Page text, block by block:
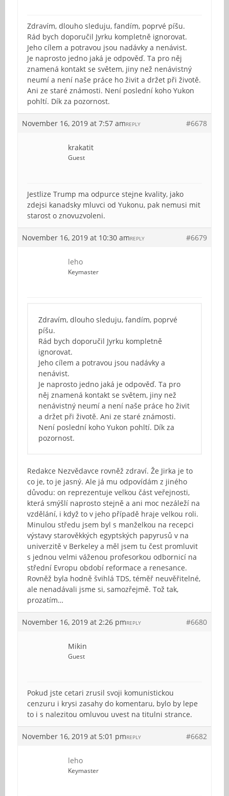
Zdravím, dlouho sleduju, fandím, poprvé píšu.
Rád bych doporučil Jyrku kompletně ignorovat.
Jeho cílem a potravou jsou nadávky a nenávist.
Je naprosto jedno jaká je odpověď. Ta pro něj
znamená kontakt se světem, jiny než nenávistný
neumí a není naše práce ho živit a držet při životě.
Ani ze staré známosti. Není poslední koho Yukon
pohltí. Dík za pozornost.
November 16, 2019 at 7:57 am #6678
REPLY
krakatit
Guest
Jestlize Trump ma odpurce stejne kvality, jako
zdejsi kanadsky mluvci od Yukonu, pak nemusi mit
starost o znovuzvoleni.
November 16, 2019 at 10:30 am #6679
REPLY
leho
Keymaster
Zdravím, dlouho sleduju, fandím, poprvé
píšu.
Rád bych doporučil Jyrku kompletně
ignorovat.
Jeho cílem a potravou jsou nadávky a
nenávist.
Je naprosto jedno jaká je odpověď. Ta pro
něj znamená kontakt se světem, jiny než
nenávistný neumí a není naše práce ho živit
a držet při životě. Ani ze staré známosti.
Není poslední koho Yukon pohltí. Dík za
pozornost.
Redakce Nezvědavce rovněž zdraví. Že Jirka je to
co je, to je jasný. Ale já mu odpovídám z jiného
důvodu: on reprezentuje velkou část veřejnosti,
která smýšlí naprosto stejně a ani moc nezáleží na
vzdělání, i když to v jeho případě hraje velkou roli.
Minulou středu jsem byl s manželkou na recepci
výstavy starověkkých egyptských papyrusů v na
univerzitě v Berkeley a měl jsem tu čest promluvit
s jednou velmi váženou profesorkou odbornicí na
střední Evropu období reformace a renesance.
Rovněž byla hodně švihlá TDS, téměř neuvěřitelné,
ale nenadávali jsme si, samozřejmě. Tož tak,
prozatím…
November 16, 2019 at 2:26 pm #6680
REPLY
Mikin
Guest
Pokud jste cetari zrusil svoji komunistickou
cenzuru i krysi zasahy do komentaru, bylo by lepe
to i s nalezitou omluvou uvest na titulni strance.
November 16, 2019 at 5:01 pm #6682
REPLY
leho
Keymaster